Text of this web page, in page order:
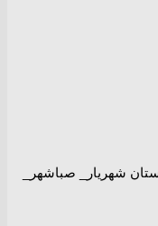
شهریار_ صباشهر_